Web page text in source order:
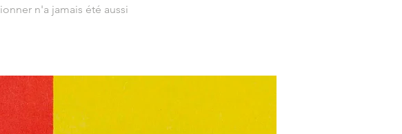
n'a jamais été aussi